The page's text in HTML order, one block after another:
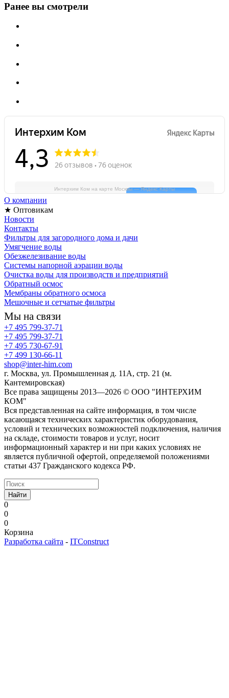
Ранее вы смотрели
Интерхим Ком на карте Москвы — Яндекс Карты
О компании
★ Оптовикам
Новости
Контакты
Фильтры для загородного дома и дачи
Умягчение воды
Обезжелезивание воды
Системы напорной аэрации воды
Очистка воды для производств и предприятий
Обратный осмос
Мембраны обратного осмоса
Мешочные и сетчатые фильтры
Мы на связи
+7 495 799-37-71
+7 495 799-37-71
+7 495 730-67-91
+7 499 130-66-11
shop@inter-him.com
г. Москва, ул. Промышленная д. 11А, стр. 21 (м.
Кантемировская)
Все права защищены 2013—2026 © OOO "ИНТЕРХИМ
КОМ"
Вся представленная на сайте информация, в том числе
касающаяся технических характеристик оборудования,
условий и технических возможностей подключения, наличия
на складе, стоимости товаров и услуг, носит
информационный характер и ни при каких условиях не
является публичной офертой, определяемой положениями
статьи 437 Гражданского кодекса РФ.
Найти
0
0
0
Корзина
Разработка сайта - ITConstruct